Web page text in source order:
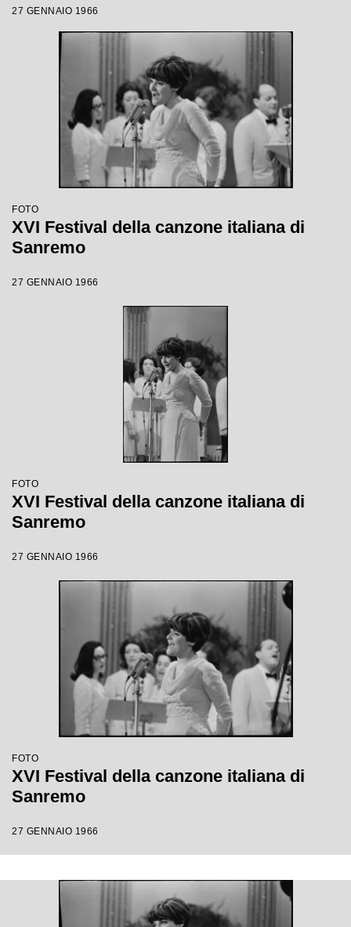
27 GENNAIO 1966
FOTO
XVI Festival della canzone italiana di
Sanremo
27 GENNAIO 1966
FOTO
XVI Festival della canzone italiana di
Sanremo
27 GENNAIO 1966
FOTO
XVI Festival della canzone italiana di
Sanremo
27 GENNAIO 1966